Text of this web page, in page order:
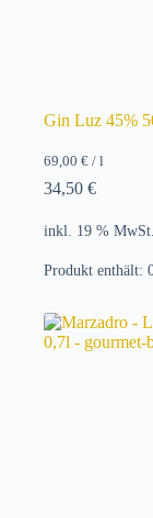
Gin Luz 45%
69,00 € / l
34,50 €
inkl. 19 % MwSt.
Produkt enthält: